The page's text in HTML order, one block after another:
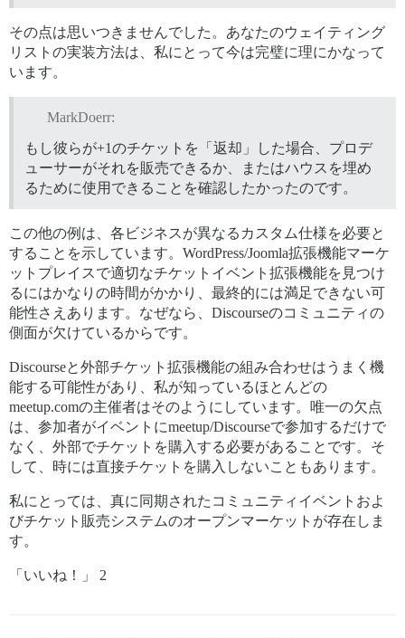
その点は思いつきませんでした。あなたのウェイティング
リストの実装方法は、私にとって今は完璧に理にかなって
います。
MarkDoerr:
もし彼らが+1のチケットを「返却」した場合、プロデ
ューサーがそれを販売できるか、またはハウスを埋め
るために使用できることを確認したかったのです。
この他の例は、各ビジネスが異なるカスタム仕様を必要と
することを示しています。WordPress/Joomla拡張機能マーケ
ットプレイスで適切なチケットイベント拡張機能を見つけ
るにはかなりの時間がかかり、最終的には満足できない可
能性さえあります。なぜなら、Discourseのコミュニティの
側面が欠けているからです。
Discourseと外部チケット拡張機能の組み合わせはうまく機
能する可能性があり、私が知っているほとんどの
meetup.comの主催者はそのようにしています。唯一の欠点
は、参加者がイベントにmeetup/Discourseで参加するだけで
なく、外部でチケットを購入する必要があることです。そ
して、時には直接チケットを購入しないこともあります。
私にとっては、真に同期されたコミュニティイベントおよ
びチケット販売システムのオープンマーケットが存在しま
す。
「いいね！」 2